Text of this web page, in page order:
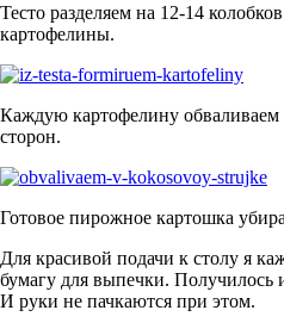
Тесто разделяем на 12-14
картофелины.
Каждую картофелину обваливаем
сторон.
Готовое пирожное картошка
Для красивой подачи к столу я
бумагу для выпечки. Получилось
И руки не пачкаются при этом.